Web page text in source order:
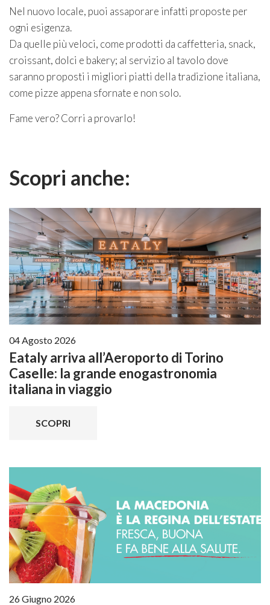
Nel nuovo locale, puoi assaporare infatti proposte per
ogni esigenza.
Da quelle più veloci, come prodotti da caffetteria, snack,
croissant, dolci e bakery; al servizio al tavolo dove
saranno proposti i migliori piatti della tradizione italiana,
come pizze appena sfornate e non solo.
Fame vero? Corri a provarlo!
Scopri anche:
04 Agosto 2026
Eataly arriva all’Aeroporto di Torino
Caselle: la grande enogastronomia
italiana in viaggio
SCOPRI
26 Giugno 2026